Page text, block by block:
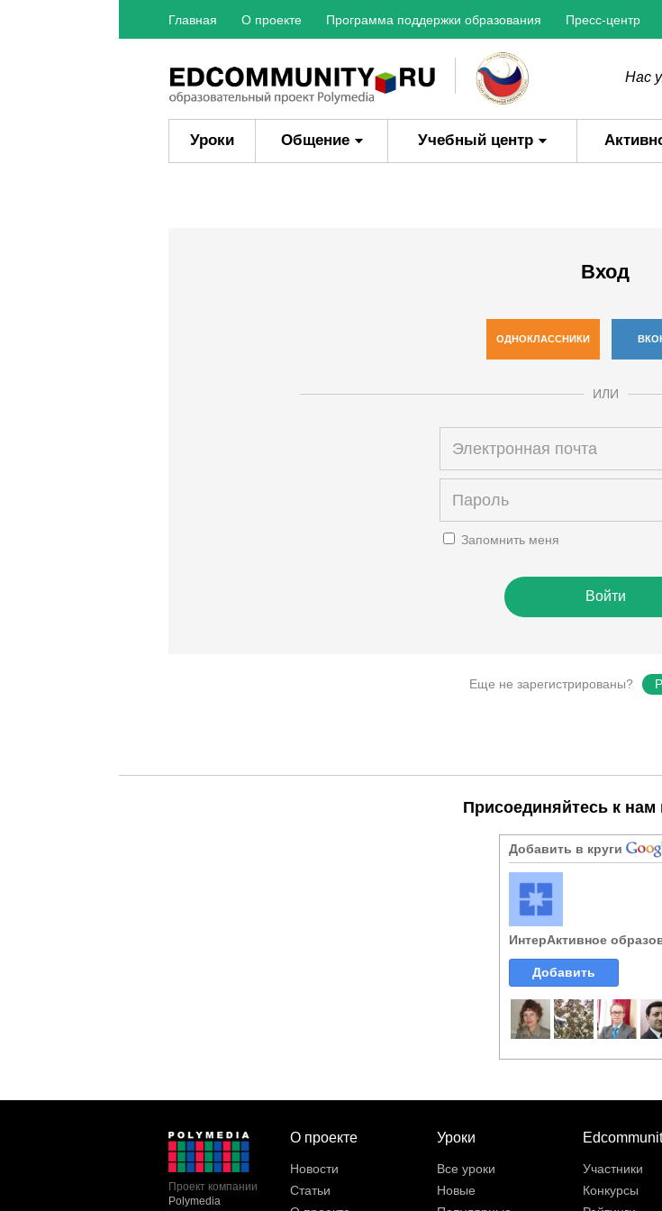
Главная О проекте Программа поддержки образования Пресс-центр
Нас
Уроки Общение Учебный центр
Вход
ОДНОКЛАССНИКИ
ИЛИ
Запомнить меня
Еще не зарегистрированы?
Присоединяйтесь к нам
Добавить в круги
ИнтерАктивное
Добавить
Проект компании
Polymedia
О проекте
Новости
Статьи
Уроки
Все уроки
Новые
Участники
Конкурсы